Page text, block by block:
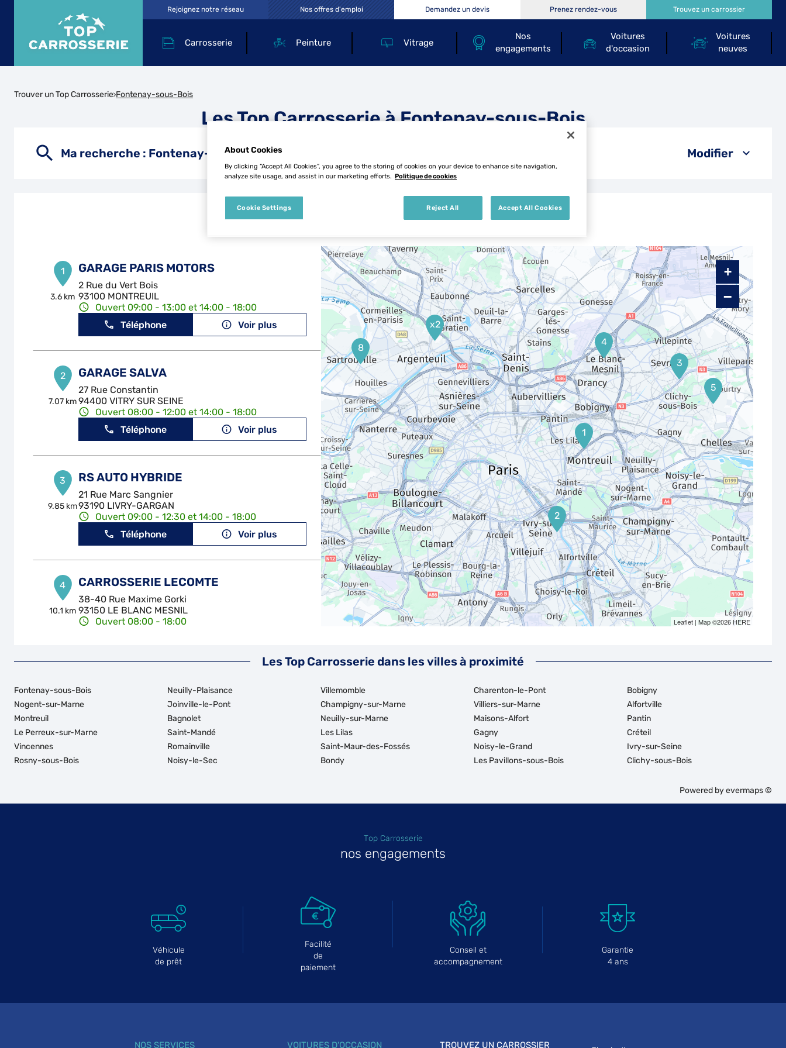
Carrosserie Peinture Vitrage
Nos
engagements
Voitures
d'occasion
Voitures
neuves
Rejoignez notre réseau Nos offres d'emploi Demandez un devis Prenez rendez-vous Trouvez un carrossier
Trouver un Top Carrosserie Fontenay-sous-Bois
Les Top Carrosserie à Fontenay-sous-Bois
Ma recherche : Fontenay-sous-Bois Modifier
8 Top Carrosserie à Fontenay-sous-Bois
1
3.6 km
GARAGE PARIS MOTORS
2 Rue du Vert Bois
93100 MONTREUIL
Ouvert 09:00 - 13:00 et 14:00 - 18:00
Téléphone
Voir plus
2
7.07 km
GARAGE SALVA
27 Rue Constantin
94400 VITRY SUR SEINE
Ouvert 08:00 - 12:00 et 14:00 - 18:00
Téléphone
Voir plus
3
9.85 km
RS AUTO HYBRIDE
21 Rue Marc Sangnier
93190 LIVRY-GARGAN
Ouvert 09:00 - 12:30 et 14:00 - 18:00
Téléphone
Voir plus
4
10.1 km
CARROSSERIE LECOMTE
38-40 Rue Maxime Gorki
93150 LE BLANC MESNIL
Ouvert 08:00 - 18:00
5 GARAGE PASCAL
22 Avenue Pascal
93370 MONTFERMEIL
Ouvert 09:00 - 12:00 et 13:30 - 18:00
10 Rue des Balsamines
95100 ARGENTEUIL
Fermé aujourd'hui
Téléphone
Voir plus
8 CARROSSERIE JDS
Ouvert 08:00 - 12:00 et 14:00 - 18:00
8
x2
5
3
4
2
1
+
−
Leaflet| Map ©2026HERE
Les Top Carrosserie dans les villes à proximité
Fontenay-sous-Bois
Nogent-sur-Marne
Montreuil
Le Perreux-sur-Marne
Vincennes
Rosny-sous-Bois
Neuilly-Plaisance
Joinville-le-Pont
Bagnolet
Saint-Mandé
Romainville
Noisy-le-Sec
Villemomble
Champigny-sur-Marne
Neuilly-sur-Marne
Les Lilas
Saint-Maur-des-Fossés
Bondy
Charenton-le-Pont
Villiers-sur-Marne
Maisons-Alfort
Gagny
Noisy-le-Grand
Les Pavillons-sous-Bois
Bobigny
Alfortville
Pantin
Créteil
Ivry-sur-Seine
Clichy-sous-Bois
Powered byevermaps ©
Top Carrosserie
nos engagements
Véhicule
de prêt
Facilité
de
paiement
Conseil et
accompagnement
Garantie
4 ans
NOS SERVICES VOITURES D'OCCASION TROUVEZ UN CARROSSIER
About Cookies
By clicking “Accept All Cookies”, you agree to the storing of cookies on your device to enhance site navigation,
analyze site usage, and assist in our marketing efforts. Politique de cookies
Reject All Accept All Cookies
Cookie Settings